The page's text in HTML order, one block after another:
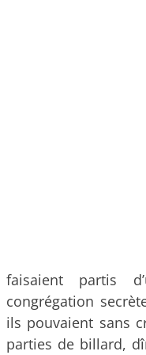
faisaient partis
congrégation
ils pouvaient sans
parties de billard,